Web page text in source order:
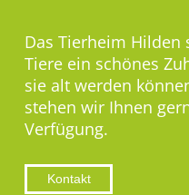
Das Tierheim Hilden
Tiere ein schönes
sie alt werden
stehen wir Ihnen
Verfügung.
Kontakt